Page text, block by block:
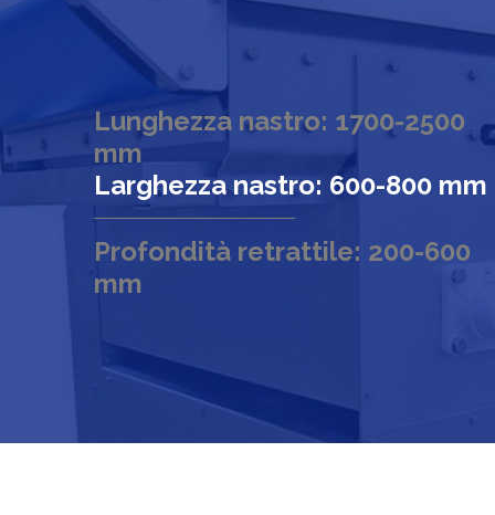
Lunghezza nastro: 1700-2500
mm
Larghezza nastro: 600-800 mm
Profondità retrattile: 200-600
mm